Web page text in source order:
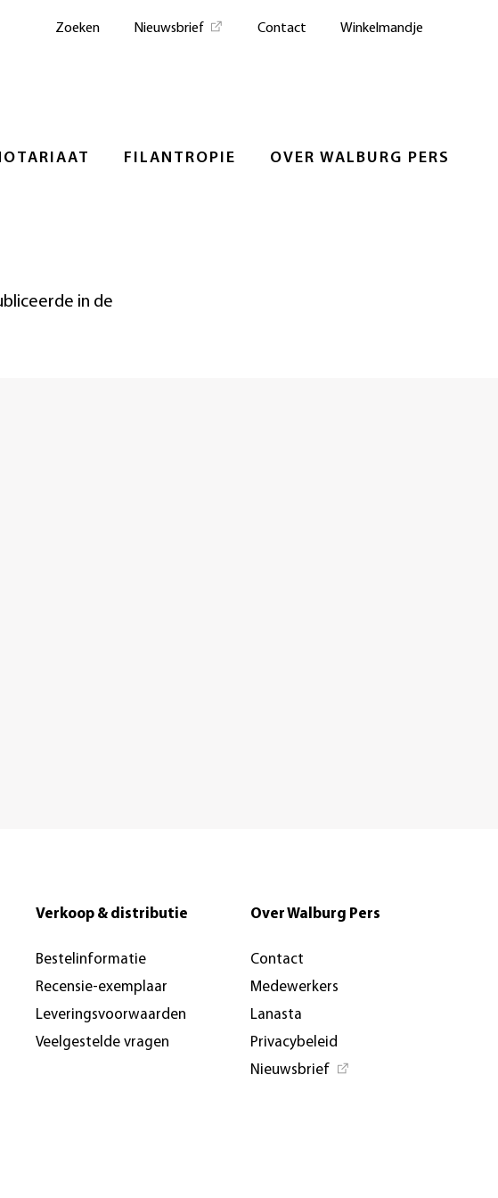
FILANTROPIE OVER WALBURG PERS
Zoeken Nieuwsbrief Contact Winkelmandje
in de
Verkoop & distributie
Bestelinformatie
Recensie-exemplaar
Leveringsvoorwaarden
Veelgestelde vragen
Over Walburg Pers
Contact
Medewerkers
Lanasta
Privacybeleid
Nieuwsbrief